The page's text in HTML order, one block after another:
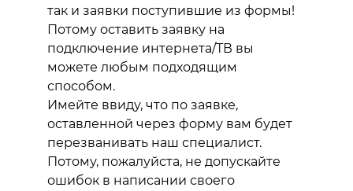
так и заявки поступившие из формы!
Потому оставить заявку на
подключение интернета/ТВ вы
можете любым подходящим
способом.
Имейте ввиду, что по заявке,
оставленной через форму вам будет
перезванивать наш специалист.
Потому, пожалуйста, не допускайте
ошибок в написании своего